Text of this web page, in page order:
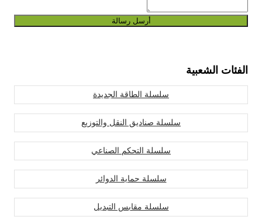
أرسل رسالة
الفئات الشعبية
سلسلة الطاقة الجديدة
سلسلة صناديق النقل والتوزيع
سلسلة التحكم الصناعي
سلسلة حماية الدوائر
سلسلة مقابس التبديل